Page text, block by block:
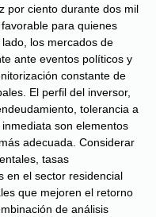
por ciento durante dos mil
para quienes
los mercados de
ante eventos políticos y
constante de
El perfil del inversor,
tolerancia a
son elementos
adecuada. Considerar
tasas
en el sector residencial
que mejoren el retorno
de análisis